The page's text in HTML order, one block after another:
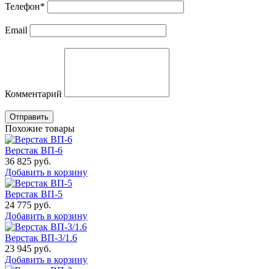
Телефон*
Email
Комментарий
Отправить
Похожие товары
Верстак ВП-6
36 825 руб.
Добавить в корзину
Верстак ВП-5
24 775 руб.
Добавить в корзину
Верстак ВП-3/1.6
23 945 руб.
Добавить в корзину